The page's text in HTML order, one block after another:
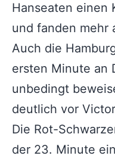
Hanseaten einen
und fanden mehr
Auch die
ersten Minute an
unbedingt
deutlich vor
Die Rot-
der 23. Minute